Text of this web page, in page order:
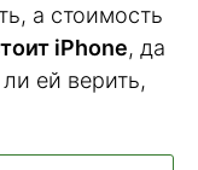
а стоимость
iPhone, да
ей верить,